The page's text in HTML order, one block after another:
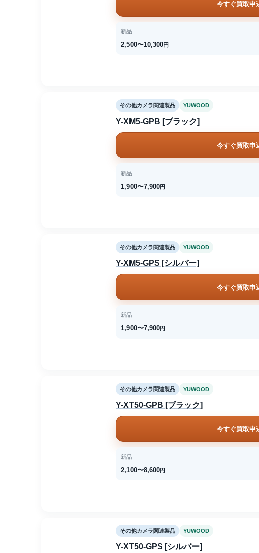
今すぐ買取申
新品
2,500〜10,300円
その他カメラ関連製品 YUWOOD
Y-XM5-GPB [ブラック]
今すぐ買取申
新品
1,900〜7,900円
その他カメラ関連製品 YUWOOD
Y-XM5-GPS [シルバー]
今すぐ買取申
新品
1,900〜7,900円
その他カメラ関連製品 YUWOOD
Y-XT50-GPB [ブラック]
今すぐ買取申
新品
2,100〜8,600円
その他カメラ関連製品 YUWOOD
Y-XT50-GPS [シルバー]